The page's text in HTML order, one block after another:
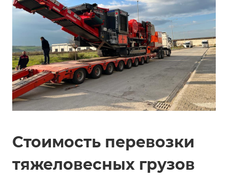
Стоимость перевозки
тяжеловесных грузов